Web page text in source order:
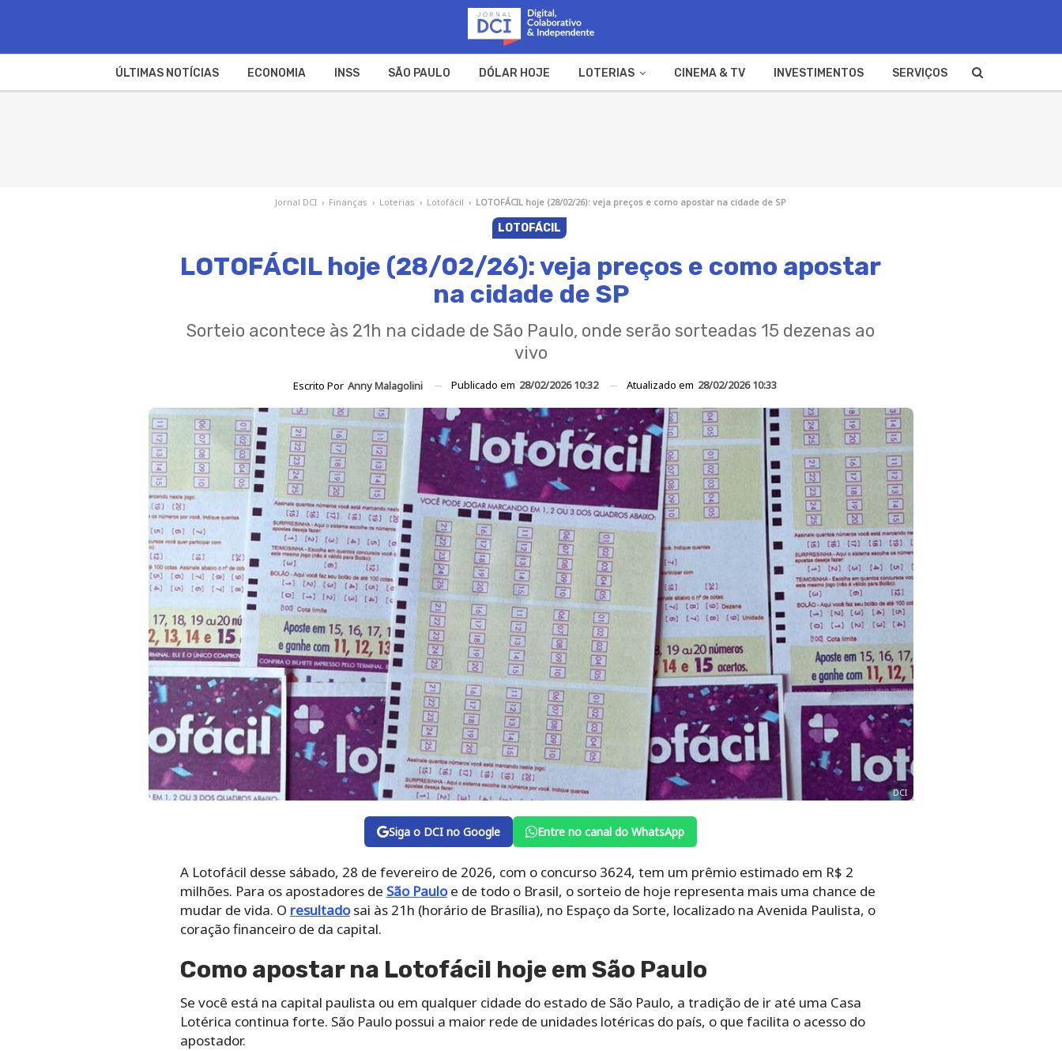
ÚLTIMAS NOTÍCIAS ECONOMIA INSS SÃO PAULO DÓLAR HOJE LOTERIAS CINEMA & TV INVESTIMENTOS SERVIÇOS
Jornal DCI › Finanças › Loterias › Lotofácil › LOTOFÁCIL hoje (28/02/26): veja preços e como apostar na cidade de SP
LOTOFÁCIL
LOTOFÁCIL hoje (28/02/26): veja preços e como apostar
na cidade de SP
Sorteio acontece às 21h na cidade de São Paulo, onde serão sorteadas 15 dezenas ao
vivo
Escrito Por Anny Malagolini Publicado em 28/02/2026 10:32 Atualizado em 28/02/2026 10:33
DCI
Siga o DCI no Google Entre no canal do WhatsApp
A Lotofácil desse sábado, 28 de fevereiro de 2026, com o concurso 3624, tem um prêmio estimado em R$ 2
milhões. Para os apostadores de São Pauloe de todo o Brasil, o sorteio de hoje representa mais uma chance de
mudar de vida. O resultadosai às 21h (horário de Brasília), no Espaço da Sorte, localizado na Avenida Paulista, o
coração financeiro de da capital.
Como apostar na Lotofácil hoje em São Paulo
Se você está na capital paulista ou em qualquer cidade do estado de São Paulo, a tradição de ir até uma Casa
Lotérica continua forte. São Paulo possui a maior rede de unidades lotéricas do país, o que facilita o acesso do
apostador.